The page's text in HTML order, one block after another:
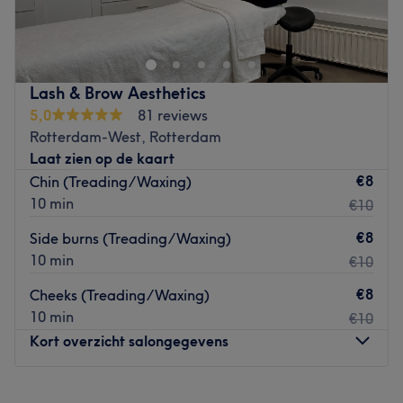
voor diverse beauty behandelingen zoals facials,
ontharen, afslankbehandelingen of het bijwerken van je
wimpers en wenkbrauwen.
Dichtstbijzijnde openbaar vervoer:
Middelandsstraat
Het team:Netheid, gastvrijheid en persoonlijke
aandacht
Wat we leuk vinden aan de salon:
Sfeer: Vriendelijkheid en gastvrijheid
Merken en producten: Ahava
De extra’s: 10 jaar in het vak
Lash & Brow Aesthetics
5,0
81 reviews
Rotterdam-West, Rotterdam
Laat zien op de kaart
Chin (Treading/Waxing)
10 min
€8
€10
Side burns (Treading/Waxing)
10 min
€8
€10
Cheeks (Treading/Waxing)
10 min
€8
€10
Kort overzicht salongegevens